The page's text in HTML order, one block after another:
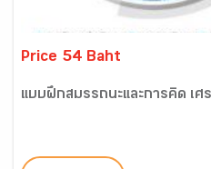
Price 54 Baht
แบบฝึกสมรรถนะและการคิด เศ